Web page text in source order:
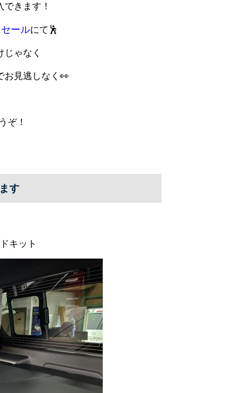
きます！
ールにて🕺
ゃなく
お見逃しなく👀
ぞ！
す
キット